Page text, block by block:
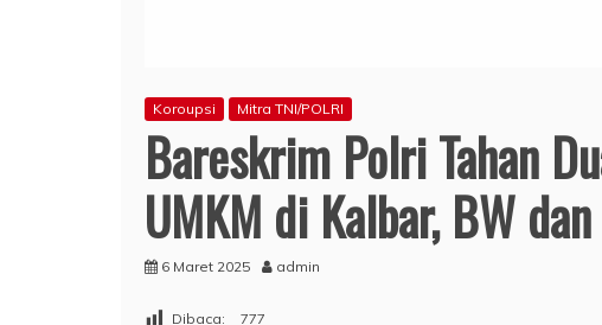
Koroupsi Mitra TNI/POLRI
Bareskrim Polri Tahan
UMKM di Kalbar, BW
6 Maret 2025 admin
Dibaca: 777